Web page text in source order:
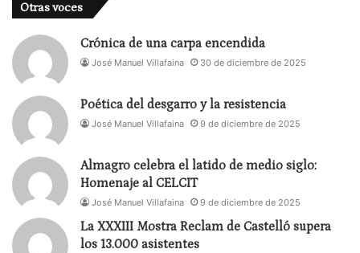
Otras voces
Crónica de una carpa encendida
José Manuel Villafaina 30 de diciembre de 2025
Poética del desgarro y la resistencia
José Manuel Villafaina 9 de diciembre de 2025
Almagro celebra el latido de medio siglo:
Homenaje al CELCIT
José Manuel Villafaina 9 de diciembre de 2025
La XXXIII Mostra Reclam de Castelló supera
los 13.000 asistentes